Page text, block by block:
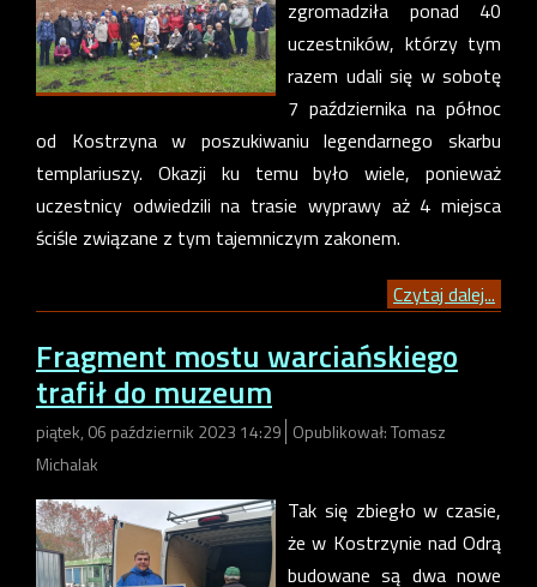
zgromadziła ponad 40
uczestników, którzy tym
razem udali się w sobotę
7 października na północ
od Kostrzyna w poszukiwaniu legendarnego skarbu
templariuszy. Okazji ku temu było wiele, ponieważ
uczestnicy odwiedzili na trasie wyprawy aż 4 miejsca
ściśle związane z tym tajemniczym zakonem.
Czytaj dalej...
Fragment mostu warciańskiego
trafił do muzeum
piątek, 06 październik 2023 14:29 Opublikował: Tomasz
Michalak
Tak się zbiegło w czasie,
że w Kostrzynie nad Odrą
budowane są dwa nowe